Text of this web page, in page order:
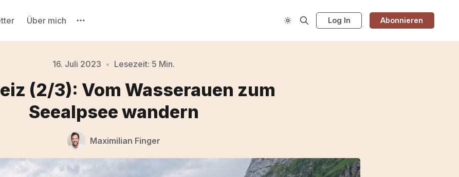
Über mich Log In Abonnieren
16. Juli 2023 • Lesezeit: 5 Min.
(2/3): Vom Wasserauen zum
Seealpsee wandern
Maximilian Finger